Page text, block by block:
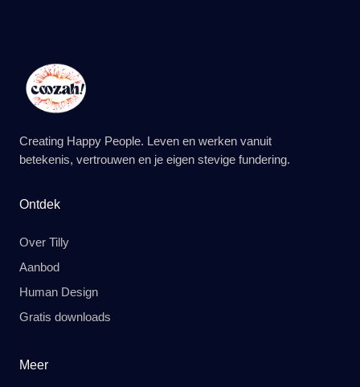
Creating Happy People. Leven en werken vanuit
betekenis, vertrouwen en je eigen stevige fundering.
Ontdek
Over Tilly
Aanbod
Human Design
Gratis downloads
Meer